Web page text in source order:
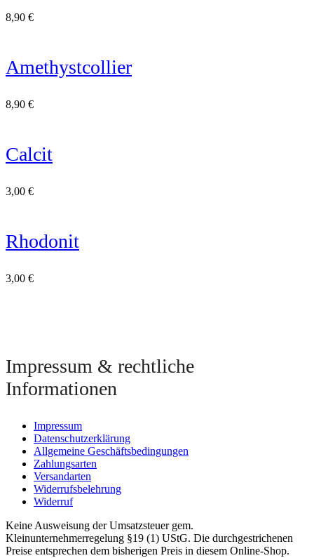
8,90 €
Amethystcollier
8,90 €
Calcit
3,00 €
Rhodonit
3,00 €
Impressum & rechtliche
Informationen
Impressum
Datenschutzerklärung
Allgemeine Geschäftsbedingungen
Zahlungsarten
Versandarten
Widerrufsbelehrung
Widerruf
Keine Ausweisung der Umsatzsteuer gem.
Kleinunternehmerregelung §19 (1) UStG. Die durchgestrichenen
Preise entsprechen dem bisherigen Preis in diesem Online-Shop.